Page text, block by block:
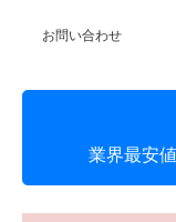
お問い合わせ
業界最安